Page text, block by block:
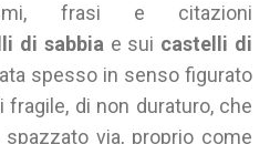
frasi e citazioni
di sabbia e sui castelli di
spesso in senso figurato
di non duraturo, che
via, proprio come